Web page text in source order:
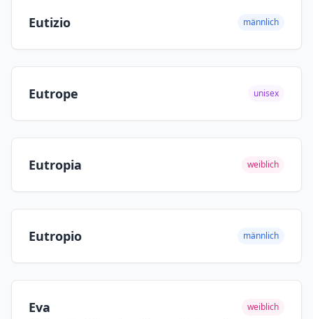
Eutizio männlich
Eutrope unisex
Eutropia weiblich
Eutropio männlich
Eva weiblich